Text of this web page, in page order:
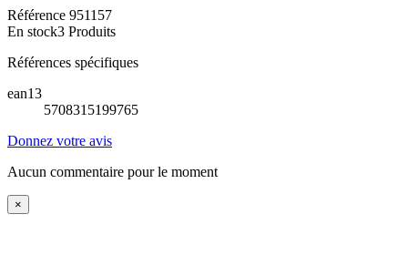
Référence 951157
En stock3 Produits
Références spécifiques
ean13
5708315199765
Donnez votre avis
Aucun commentaire pour le moment
×